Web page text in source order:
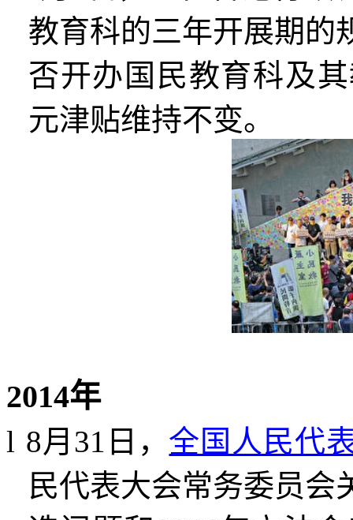
教育科的三年开展期的
否开办国民教育科及
元津贴维持不变。
2014年
l 8月 31 日， 全国人民代
民代表大会常务委员会